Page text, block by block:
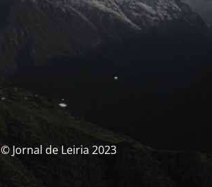
© Jornal de Leiria 2023